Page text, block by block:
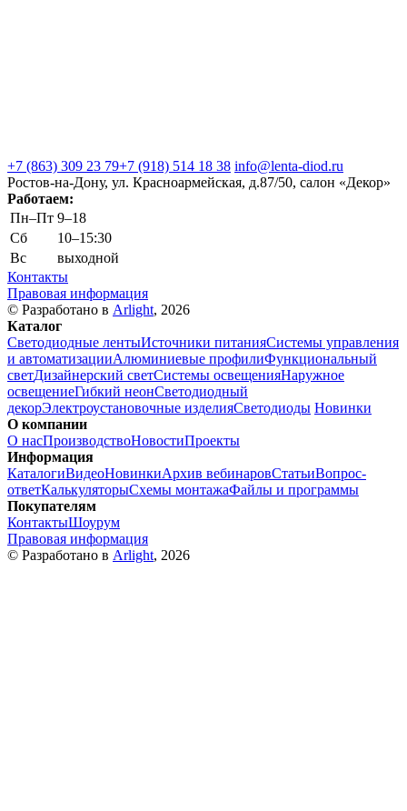
+7 (863) 309 23 79+7 (918) 514 18 38 info@lenta-diod.ru
Ростов-на-Дону, ул. Красноармейская, д.87/50, салон «Декор»
Работаем:
Пн–Пт 9–18
Сб
10–15:30
Вс
выходной
Контакты
Правовая информация
© Разработано в Arlight, 2026
Каталог
Светодиодные лентыИсточники питанияСистемы управления
и автоматизацииАлюминиевые профилиФункциональный
светДизайнерский светСистемы освещенияНаружное
освещениеГибкий неонСветодиодный
декорЭлектроустановочные изделияСветодиоды Новинки
О компании
О насПроизводствоНовостиПроекты
Информация
КаталогиВидеоНовинкиАрхив вебинаровСтатьиВопрос-
ответКалькуляторыСхемы монтажаФайлы и программы
Покупателям
КонтактыШоурум
Правовая информация
© Разработано в Arlight, 2026